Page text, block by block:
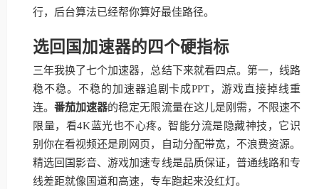
行，后台算法已经帮你算好最佳路径。
选回国加速器的四个硬指标
三年我换了七个加速器，总结下来就看四点。第一，线路
稳不稳。不稳的加速器追剧卡成PPT，游戏直接掉线重
连。番茄加速器的稳定无限流量在这儿是刚需，不限速不
限量，看4K蓝光也不心疼。智能分流是隐藏神技，它识
别你在看视频还是刷网页，自动分配带宽，不浪费资源。
精选回国影音、游戏加速专线是品质保证，普通线路和专
线差距就像国道和高速，专车跑起来没红灯。